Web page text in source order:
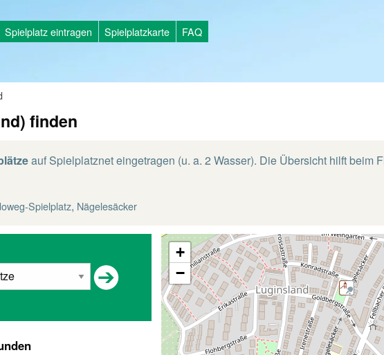
Spielplatz eintragen Spielplatzkarte FAQ
finden
auf Spielplatznet eingetragen (u. a. 2 Wasser). Die Übersicht hilft beim
Spielplatz, Nägelesäcker
+
−